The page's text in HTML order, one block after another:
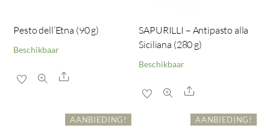
Pesto dell’Etna (90 g)
Beschikbaar
Share
SAPURILLI – Antipasto alla
Siciliana (280 g)
Beschikbaar
Share
AANBIEDING! AANBIEDING!